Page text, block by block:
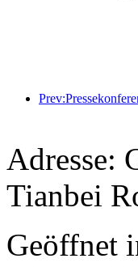
Adresse:
Tianbei
Geöffnet